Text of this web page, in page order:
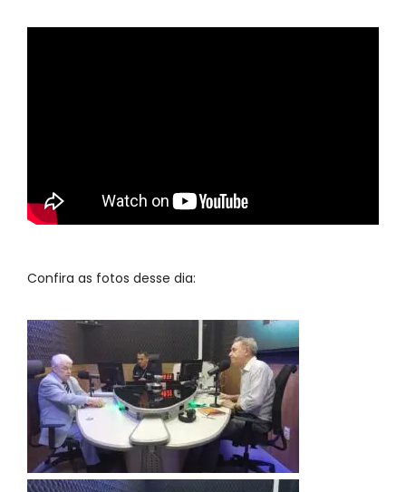
Confira as fotos desse dia: